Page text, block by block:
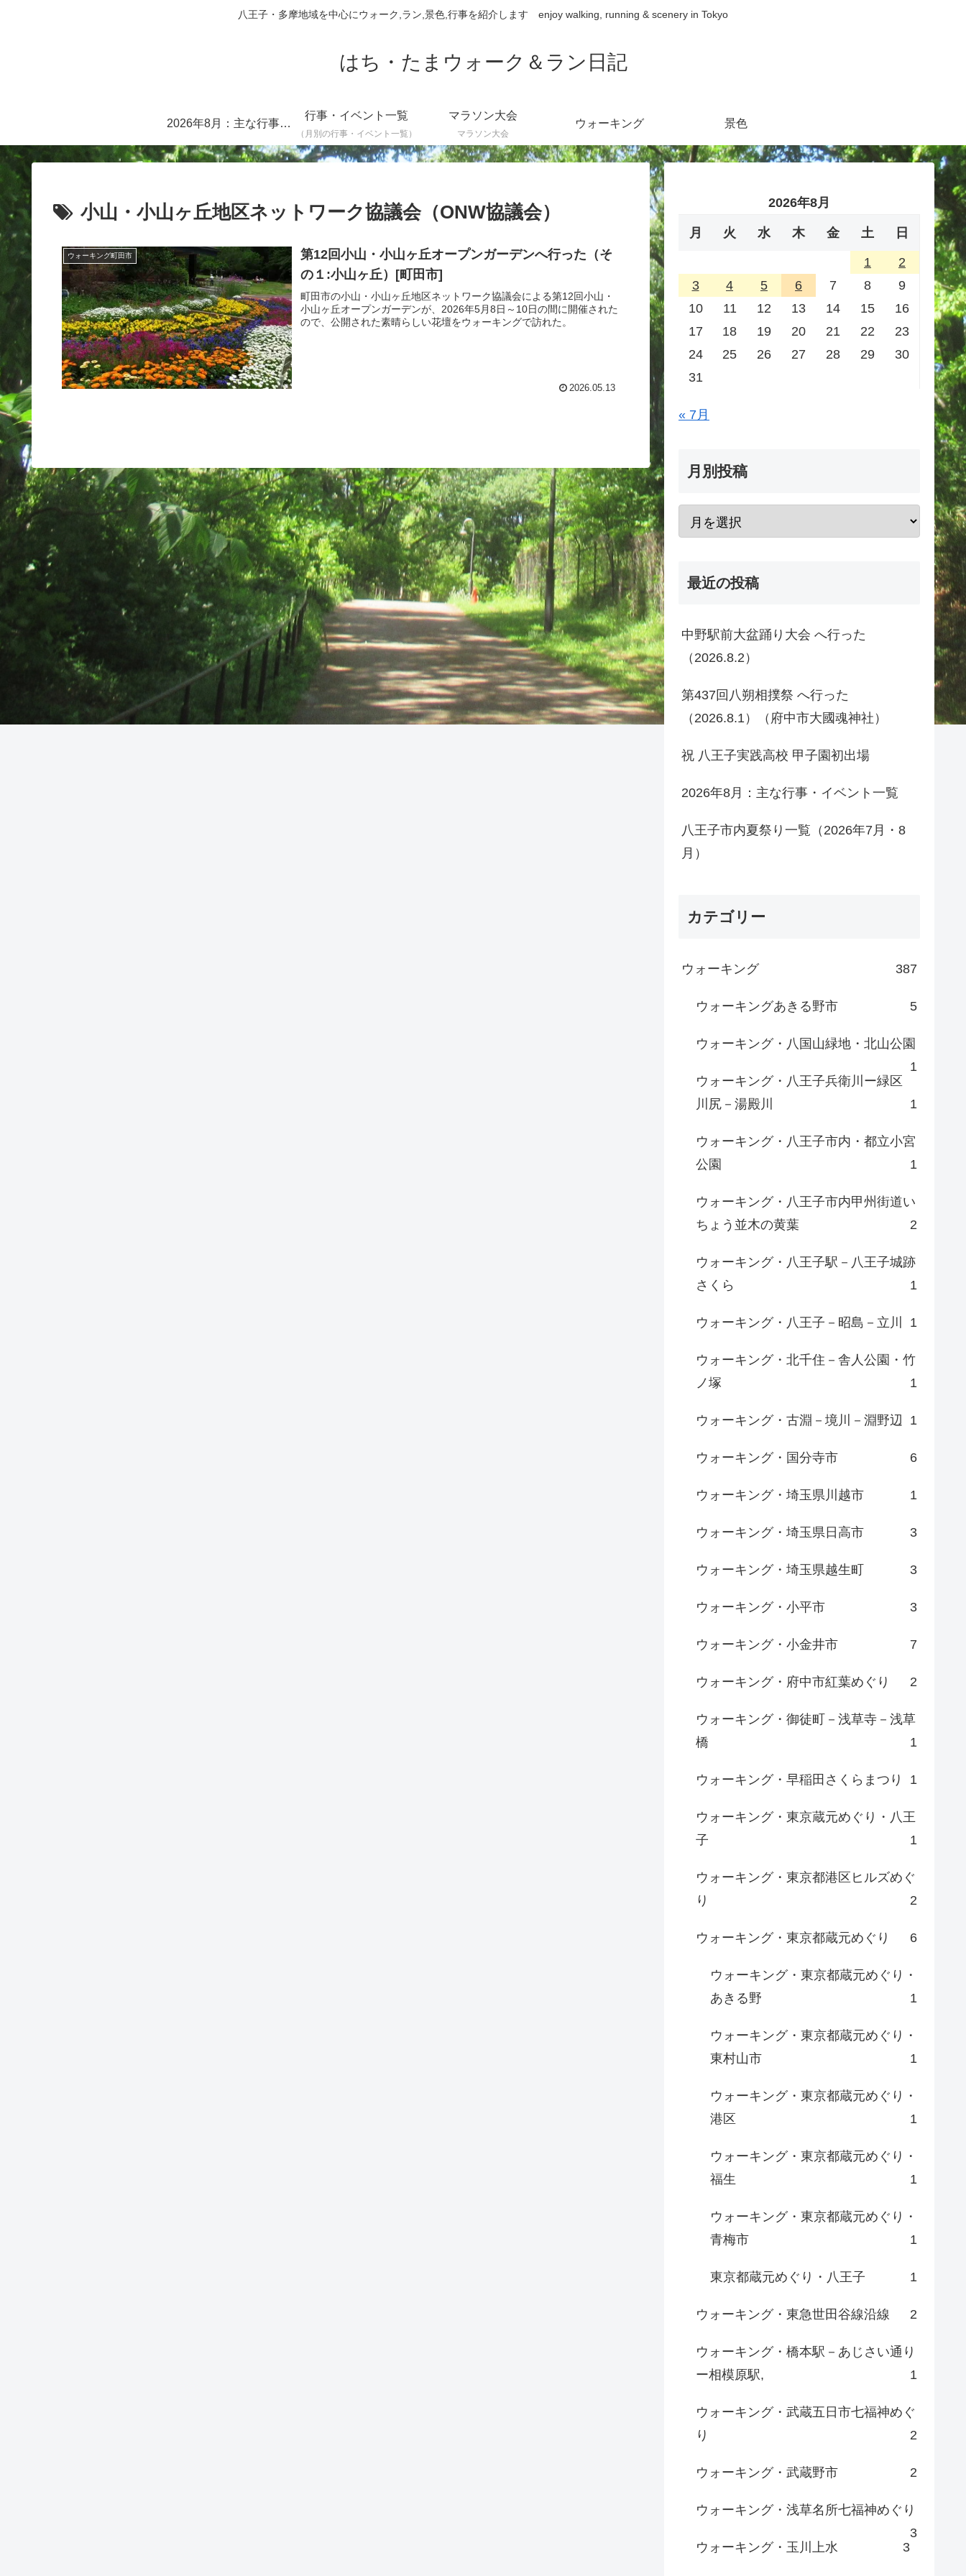
八王子・多摩地域を中心にウォーク,ラン,景色,行事を紹介します enjoy walking, running & scenery in Tokyo
はち・たまウォーク＆ラン日記
2026年8月：主な行事・イベント一覧
行事・イベント一覧
（月別の行事・イベント一覧）
マラソン大会
マラソン大会
ウォーキング 景色
小山・小山ヶ丘地区ネットワーク協議会（ONW協議会）
ウォーキング町田市
第12回小山・小山ヶ丘オープンガーデンへ行った（そ
の１:小山ヶ丘）[町田市]
町田市の小山・小山ヶ丘地区ネットワーク協議会による第12回小山・
小山ヶ丘オープンガーデンが、2026年5月8日～10日の間に開催された
ので、公開された素晴らしい花壇をウォーキングで訪れた。
2026.05.13
2026年8月
月 火 水 木 金 土 日
1
2
3
4 5 6 7 8
9
10
11 12 13 14 15
16
17
18 19 20 21 22
23
24
25 26 27 28 29
30
31
« 7月
月別投稿
最近の投稿
中野駅前大盆踊り大会 へ行った
（2026.8.2）
第437回八朔相撲祭 へ行った
（2026.8.1）（府中市大國魂神社）
祝 八王子実践高校 甲子園初出場
2026年8月：主な行事・イベント一覧
八王子市内夏祭り一覧（2026年7月・8
月）
カテゴリー
ウォーキング 387
ウォーキングあきる野市 5
ウォーキング・八国山緑地・北山公園
1
ウォーキング・八王子兵衛川ー緑区
川尻－湯殿川
1
ウォーキング・八王子市内・都立小宮
公園
1
ウォーキング・八王子市内甲州街道い
ちょう並木の黄葉
2
ウォーキング・八王子駅－八王子城跡
さくら
1
ウォーキング・八王子－昭島－立川 1
ウォーキング・北千住－舎人公園・竹
ノ塚
1
ウォーキング・古淵－境川－淵野辺 1
ウォーキング・国分寺市 6
ウォーキング・埼玉県川越市 1
ウォーキング・埼玉県日高市 3
ウォーキング・埼玉県越生町 3
ウォーキング・小平市 3
ウォーキング・小金井市 7
ウォーキング・府中市紅葉めぐり 2
ウォーキング・御徒町－浅草寺－浅草
橋
1
ウォーキング・早稲田さくらまつり 1
ウォーキング・東京蔵元めぐり・八王
子
1
ウォーキング・東京都港区ヒルズめぐ
り
2
ウォーキング・東京都蔵元めぐり 6
ウォーキング・東京都蔵元めぐり・
あきる野
1
ウォーキング・東京都蔵元めぐり・
東村山市
1
ウォーキング・東京都蔵元めぐり・
港区
1
ウォーキング・東京都蔵元めぐり・
福生
1
ウォーキング・東京都蔵元めぐり・
青梅市
1
東京都蔵元めぐり・八王子 1
ウォーキング・東急世田谷線沿線 2
ウォーキング・橋本駅－あじさい通り
ー相模原駅,
1
ウォーキング・武蔵五日市七福神めぐ
り
2
ウォーキング・武蔵野市 2
ウォーキング・浅草名所七福神めぐり
3
ウォーキング・玉川上水
3